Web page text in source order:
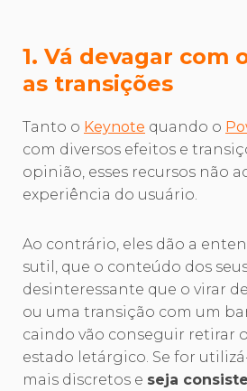
1. Vá devagar com
as transições
Tanto o Keynote quando o
com diversos efeitos e
opinião, esses recursos não
experiência do usuário.
Ao contrário, eles dão a
sutil, que o conteúdo dos
desinteressante que o virar
ou uma transição com um
caindo vão conseguir retirar
estado letárgico. Se for
mais discretos e seja